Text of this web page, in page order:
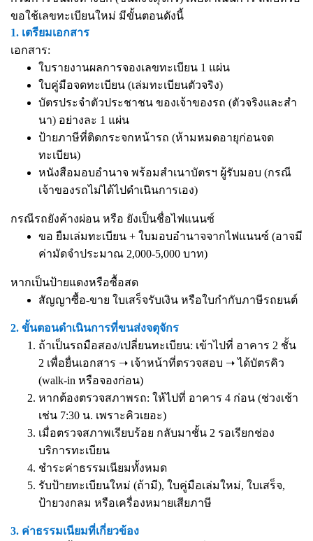
ขอใช้เลขทะเบียนใหม่ มีขั้นตอนดังนี้
1. เตรียมเอกสาร
เอกสาร:
ใบรายงานผลการจองเลขทะเบียน 1 แผ่น
ใบคู่มือจดทะเบียน (เล่มทะเบียนตัวจริง)
บัตรประจำตัวประชาชน ของเจ้าของรถ (ตัวจริงและสำ
นา) อย่างละ 1 แผ่น
ป้ายภาษีที่ติดกระจกหน้ารถ (ห้ามหมดอายุก่อนจด
ทะเบียน)
หนังสือมอบอำนาจ พร้อมสำเนาบัตรฯ ผู้รับมอบ (กรณี
เจ้าของรถไม่ได้ไปดำเนินการเอง)
กรณีรถยังค้างผ่อน หรือ ยังเป็นชื่อไฟแนนซ์
ขอ ยืมเล่มทะเบียน + ใบมอบอำนาจจากไฟแนนซ์ (อาจมี
ค่ามัดจำประมาณ 2,000-5,000 บาท)
หากเป็นป้ายแดงหรือซื้อสด
สัญญาซื้อ-ขาย ใบเสร็จรับเงิน หรือใบกำกับภาษีรถยนต์
2. ขั้นตอนดำเนินการที่ขนส่งจตุจักร
ถ้าเป็นรถมือสอง/เปลี่ยนทะเบียน: เข้าไปที่ อาคาร 2 ชั้น
2 เพื่อยื่นเอกสาร ➝ เจ้าหน้าที่ตรวจสอบ ➝ ได้บัตรคิว
(walk-in หรือจองก่อน)
หากต้องตรวจสภาพรถ: ให้ไปที่ อาคาร 4 ก่อน (ช่วงเช้า
เช่น 7:30 น. เพราะคิวเยอะ)
เมื่อตรวจสภาพเรียบร้อย กลับมาชั้น 2 รอเรียกช่อง
บริการทะเบียน
ชำระค่าธรรมเนียมทั้งหมด
รับป้ายทะเบียนใหม่ (ถ้ามี), ใบคู่มือเล่มใหม่, ใบเสร็จ,
ป้ายวงกลม หรือเครื่องหมายเสียภาษี
3. ค่าธรรมเนียมที่เกี่ยวข้อง